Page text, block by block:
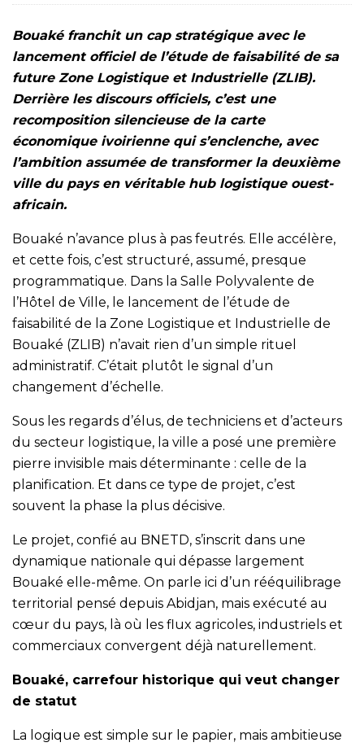
Bouaké franchit un cap stratégique avec le
lancement officiel de l’étude de faisabilité de sa
future Zone Logistique et Industrielle (ZLIB).
Derrière les discours officiels, c’est une
recomposition silencieuse de la carte
économique ivoirienne qui s’enclenche, avec
l’ambition assumée de transformer la deuxième
ville du pays en véritable hub logistique ouest-
africain.
Bouaké n’avance plus à pas feutrés. Elle accélère,
et cette fois, c’est structuré, assumé, presque
programmatique. Dans la Salle Polyvalente de
l’Hôtel de Ville, le lancement de l’étude de
faisabilité de la Zone Logistique et Industrielle de
Bouaké (ZLIB) n’avait rien d’un simple rituel
administratif. C’était plutôt le signal d’un
changement d’échelle.
Sous les regards d’élus, de techniciens et d’acteurs
du secteur logistique, la ville a posé une première
pierre invisible mais déterminante : celle de la
planification. Et dans ce type de projet, c’est
souvent la phase la plus décisive.
Le projet, confié au BNETD, s’inscrit dans une
dynamique nationale qui dépasse largement
Bouaké elle-même. On parle ici d’un rééquilibrage
territorial pensé depuis Abidjan, mais exécuté au
cœur du pays, là où les flux agricoles, industriels et
commerciaux convergent déjà naturellement.
Bouaké, carrefour historique qui veut changer
de statut
La logique est simple sur le papier, mais ambitieuse